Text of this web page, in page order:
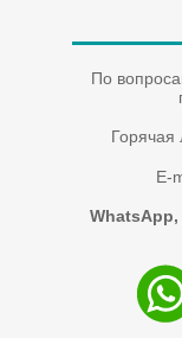
По
Горячая
E-
WhatsApp,